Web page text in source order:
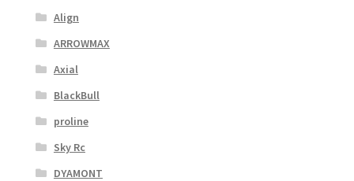
Align
ARROWMAX
Axial
BlackBull
proline
Sky Rc
DYAMONT